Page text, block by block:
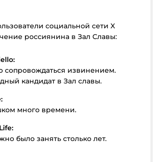
социальной сети X
россиянина в Зал Славы:
сопровождаться извинением.
кандидат в Зал славы.
много времени.
было занять столько лет.